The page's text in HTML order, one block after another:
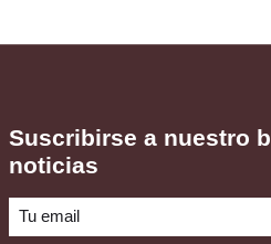
Suscribirse a nuestro
noticias